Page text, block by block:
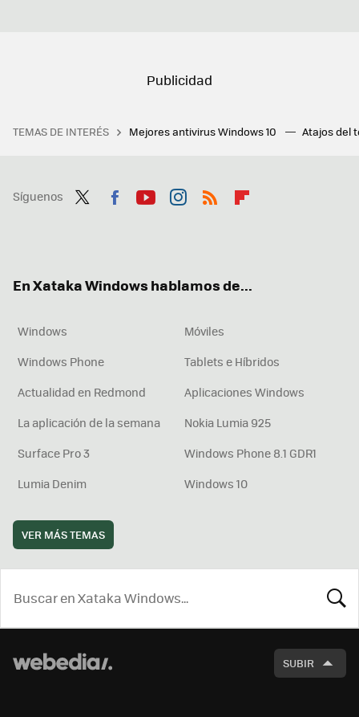
TEMAS DE INTERÉS Mejores antivirus Windows 10 Atajos del
Síguenos
En Xataka Windows hablamos de...
Windows
Móviles
Windows Phone
Tablets e Híbridos
Actualidad en Redmond
Aplicaciones Windows
La aplicación de la semana
Nokia Lumia 925
Surface Pro 3
Windows Phone 8.1 GDR1
Lumia Denim
Windows 10
VER MÁS TEMAS
SUBIR